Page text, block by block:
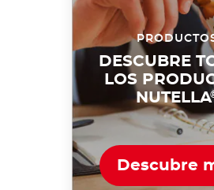
DESCUBRE
LOS
NUTELLA
Descubre